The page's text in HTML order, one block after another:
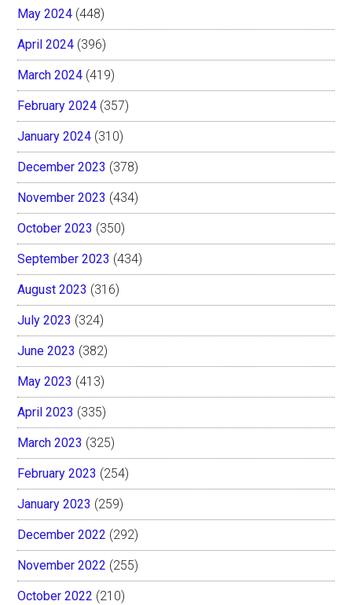
May 2024 (448)
April 2024 (396)
March 2024 (419)
February 2024 (357)
January 2024 (310)
December 2023 (378)
November 2023 (434)
October 2023 (350)
September 2023 (434)
August 2023 (316)
July 2023 (324)
June 2023 (382)
May 2023 (413)
April 2023 (335)
March 2023 (325)
February 2023 (254)
January 2023 (259)
December 2022 (292)
November 2022 (255)
October 2022 (210)